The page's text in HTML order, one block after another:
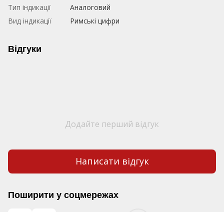
Тип індикації
Аналоговий
Вид індикації
Римські цифри
Відгуки
Додайте перший відгук
Написати відгук
Поширити у соцмережах